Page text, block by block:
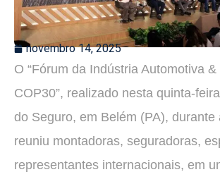
novembro 14, 2025
O “Fórum da Indústria Automotiva
COP30”, realizado nesta quinta-
do Seguro, em Belém (PA), durante
reuniu montadoras, seguradoras,
representantes internacionais, em